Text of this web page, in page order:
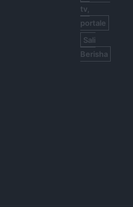
tv,
portale
Sali
Berisha